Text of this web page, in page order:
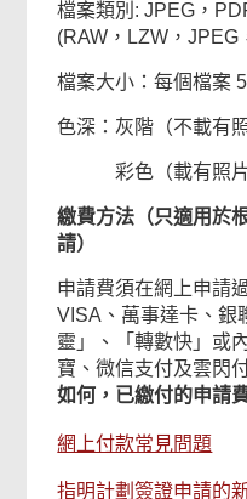
檔案類別: JPEG，
(RAW，LZW，JPEG
檔案大小：每個檔案
色深：灰階（不載有
彩色（載有照片
繳費方法（只適用於
請）
申請費須在網上申請
VISA、萬事達卡、銀
靈」、「轉數快」或
寶、微信支付及雲閃
如何，已繳付的申請
網上付款常見問題
指明計劃簽證申請的